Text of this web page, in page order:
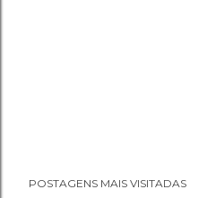
POSTAGENS MAIS VISITADAS